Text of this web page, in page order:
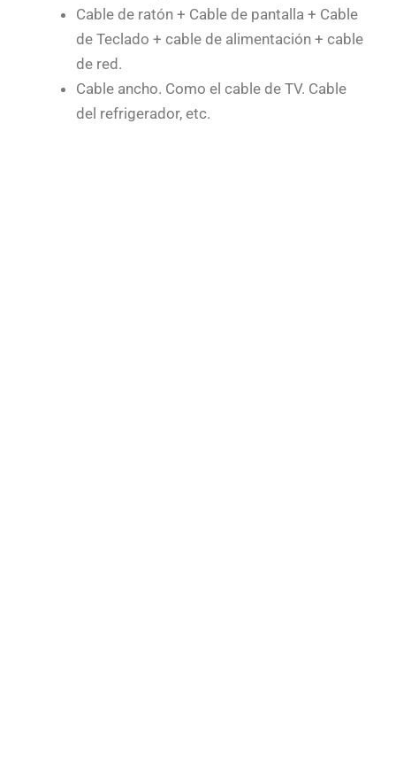
Cable de ratón + Cable de pantalla + Cable
de Teclado + cable de alimentación + cable
de red.
Cable ancho. Como el cable de TV. Cable
del refrigerador, etc.